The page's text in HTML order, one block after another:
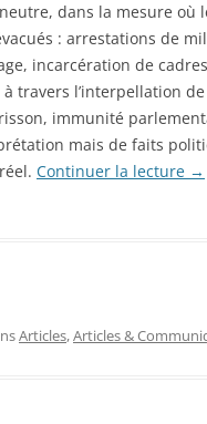
dans la mesure
: arrestations de
incarcération de
travers l’interpellation
immunité
mais de faits
Continuer la lecture →
Articles,Articles &